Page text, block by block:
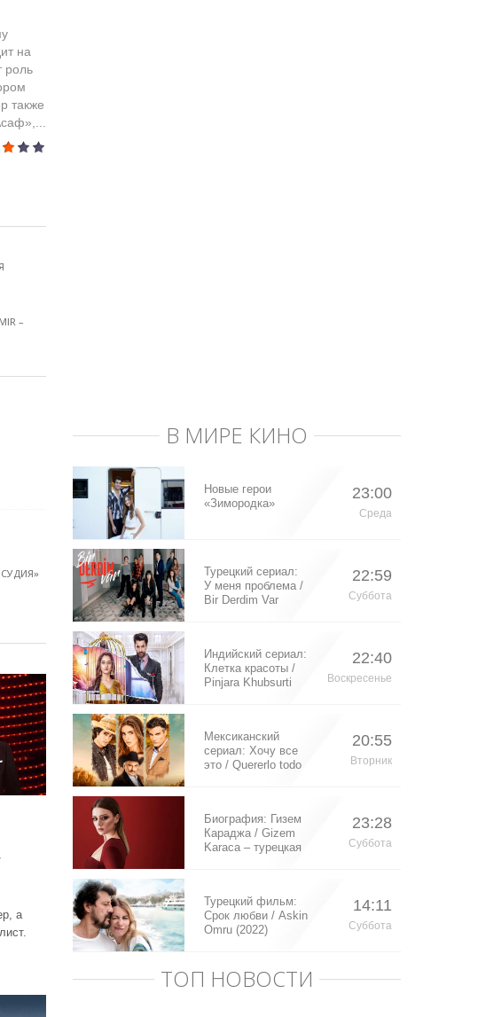
на
роль
также
–
а
В МИРЕ КИНО
Новые герои
«Зимородка»
23:00
Среда
Турецкий сериал:
У меня проблема /
Bir Derdim Var
22:59
Суббота
Индийский сериал:
Клетка красоты /
Pinjara Khubsurti
22:40
Воскресенье
Мексиканский
сериал: Хочу все
это / Quererlo todo
20:55
Вторник
Биография: Гизем
Караджа / Gizem
Karaca – турецкая
23:28
Суббота
Турецкий фильм:
Срок любви / Askin
Omru (2022)
14:11
Суббота
ТОП НОВОСТИ